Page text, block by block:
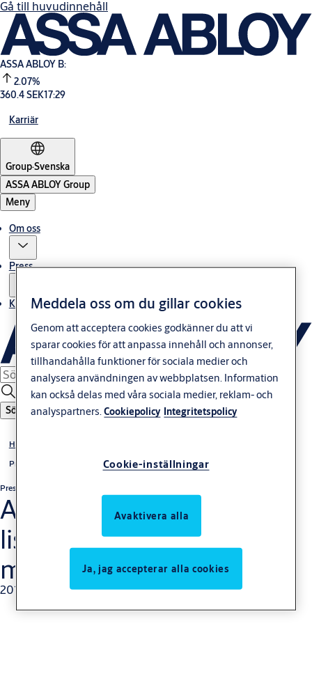
Gå till huvudinnehåll
ASSA ABLOY B:
2.07%
360.4 SEK17:29
Karriär
Group·Svenska
ASSA ABLOY Group
Meny
Om oss
Press
Kontakt
Sök
Hem
Press
Pressrelease
ASSA ABLOY på Forbes
lista över världens 100
mest innovativa företag
2013-08-16
Meddela oss om du gillar cookies
Genom att acceptera cookies godkänner du att vi
sparar cookies för att anpassa innehåll och annonser,
tillhandahålla funktioner för sociala medier och
analysera användningen av webbplatsen. Information
kan också delas med våra sociala medier, reklam- och
analyspartners.Cookiepolicy Integritetspolicy
Cookie-inställningar
Avaktivera alla
Ja, jag accepterar alla cookies